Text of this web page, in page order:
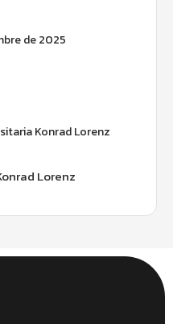
de 2025
Konrad Lorenz
Lorenz